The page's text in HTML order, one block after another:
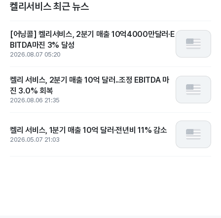
켈리서비스 최근 뉴스
[어닝콜] 켈리서비스, 2분기 매출 10억4000만달러·E
BITDA마진 3% 달성
2026.08.07 05:20
켈리 서비스, 2분기 매출 10억 달러..조정 EBITDA 마
진 3.0% 회복
2026.08.06 21:35
켈리 서비스, 1분기 매출 10억 달러·전년비 11% 감소
2026.05.07 21:03